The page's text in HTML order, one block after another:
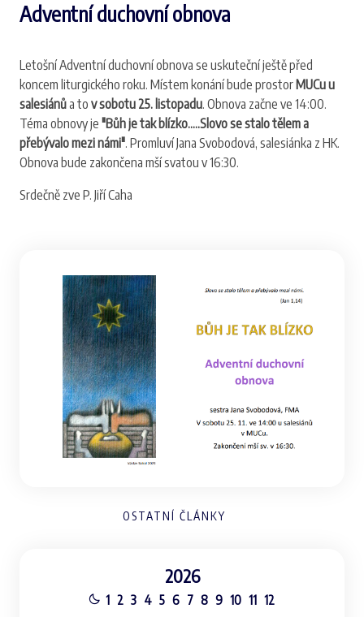
Adventní duchovní obnova
Letošní Adventní duchovní obnova se uskuteční ještě před
koncem liturgického roku. Místem konání bude prostor MUCu u
salesiánůa to v sobotu 25. listopadu. Obnova začne ve 14:00.
Téma obnovy je "Bůh je tak blízko.....Slovo se stalo tělem a
přebývalo mezi námi". Promluví Jana Svobodová, salesiánka z HK.
Obnova bude zakončena mší svatou v 16:30.
Srdečně zve P. Jiří Caha
OSTATNÍ ČLÁNKY
2026
1 2 3 4 5 6 7 8 9 10 11 12